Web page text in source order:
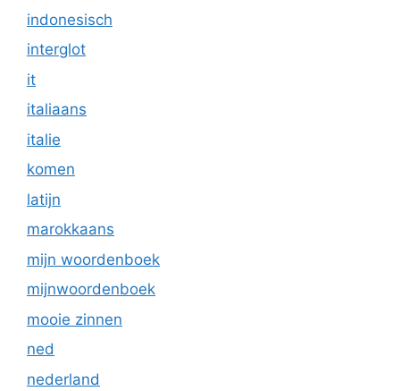
indonesisch
interglot
it
italiaans
italie
komen
latijn
marokkaans
mijn woordenboek
mijnwoordenboek
mooie zinnen
ned
nederland